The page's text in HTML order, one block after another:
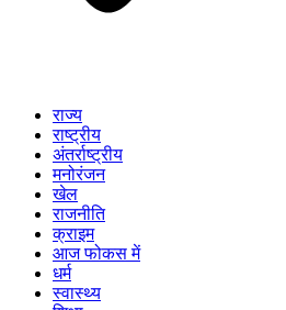
राज्य
राष्ट्रीय
अंतर्राष्ट्रीय
मनोरंजन
खेल
राजनीति
क्राइम
आज फोकस में
धर्म
स्वास्थ्य